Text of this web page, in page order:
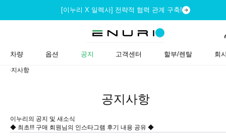
[이누리 X 일렉사] 전략적 협력 관계 구축!
차량 옵션 공지 고객센터 할부/렌탈 회
공지사항
공지사항
이누리의 공지 및 새소식
◆ 최초!!! 구매 회원님의 인스타그램 후기 내용 공유 ◆